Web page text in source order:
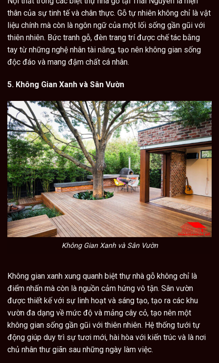
thân của sự tinh tế và chân thực. Gỗ tự nhiên không chỉ là vật
liệu chính mà còn là ngôn ngữ của một lối sống gần gũi với
thiên nhiên. Bức tranh gỗ, đèn trang trí được chế tác bằng
tay từ những nghệ nhân tài năng, tạo nên không gian sống
độc đáo và mang đậm chất cá nhân.
5. Không Gian Xanh và Sân Vườn
Không Gian Xanh và Sân Vườn
Không gian xanh xung quanh biệt thự nhà gỗ không chỉ là
điểm nhấn mà còn là nguồn cảm hứng vô tận. Sân vườn
được thiết kế với sự linh hoạt và sáng tạo, tạo ra các khu
vườn đa dạng về mức độ và mảng cây cỏ, tạo nên một
không gian sống gần gũi với thiên nhiên. Hệ thống tưới tự
động giúp duy trì sự tươi mới, hài hòa với kiến trúc và là nơi
chủ nhân thư giãn sau những ngày làm việc.